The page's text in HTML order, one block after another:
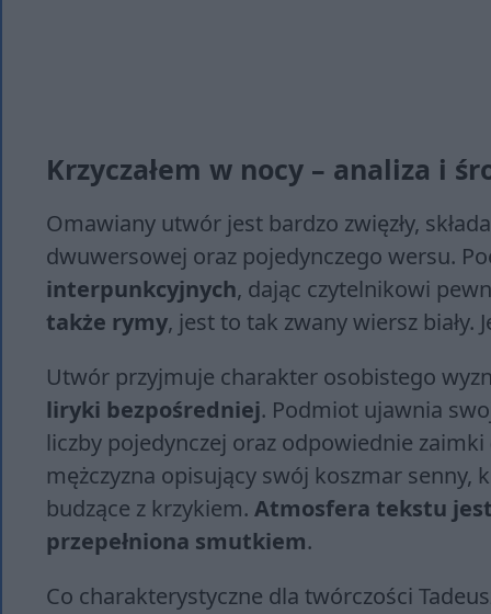
Krzyczałem w nocy – analiza i
Omawiany utwór jest bardzo zwięzły,
dwuwersowej oraz pojedynczego wersu.
interpunkcyjnych, dając czytelnikowi
także rymy, jest to tak zwany wiersz biały.
Utwór przyjmuje charakter osobistego
liryki bezpośredniej. Podmiot ujawnia
liczby pojedynczej oraz odpowiednie zaimki
mężczyzna opisujący swój koszmar
budzące z krzykiem. Atmosfera tekstu
przepełniona smutkiem.
Co charakterystyczne dla twórczości